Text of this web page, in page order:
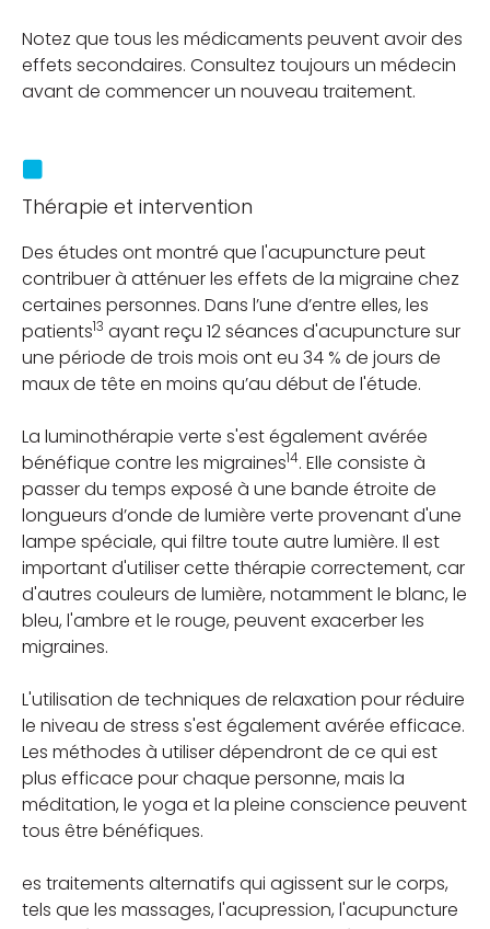
Notez que tous les médicaments peuvent avoir des
effets secondaires. Consultez toujours un médecin
avant de commencer un nouveau traitement.
Thérapie et intervention
Des études ont montré que l'acupuncture peut
contribuer à atténuer les effets de la migraine chez
certaines personnes. Dans l’une d’entre elles, les
patients13 ayant reçu 12 séances d'acupuncture sur
une période de trois mois ont eu 34 % de jours de
maux de tête en moins qu’au début de l'étude.
La luminothérapie verte s'est également avérée
bénéfique contre les migraines14. Elle consiste à
passer du temps exposé à une bande étroite de
longueurs d’onde de lumière verte provenant d'une
lampe spéciale, qui filtre toute autre lumière. Il est
important d'utiliser cette thérapie correctement, car
d'autres couleurs de lumière, notamment le blanc, le
bleu, l'ambre et le rouge, peuvent exacerber les
migraines.
L'utilisation de techniques de relaxation pour réduire
le niveau de stress s'est également avérée efficace.
Les méthodes à utiliser dépendront de ce qui est
plus efficace pour chaque personne, mais la
méditation, le yoga et la pleine conscience peuvent
tous être bénéfiques.
es traitements alternatifs qui agissent sur le corps,
tels que les massages, l'acupression, l'acupuncture